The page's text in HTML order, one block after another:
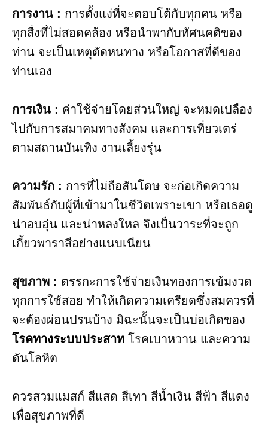
การงาน​ : การตั้งแง่ที่จะตอบโต้กับทุกคน หรือ
ทุกสื่งที่ไม่สอดคล้อง หรือนำพากับทัศนคติของ
ท่าน จะเป็นเหตุตัดหนทาง หรือโอกาสที่ดีของ
ท่านเอง
การเงิน​ : ค่าใช้จ่ายโดยส่วนใหญ่ จะหมดเปลือง
ไปกับการสมาคมทางสังคม และการเที่ยวเตร่
ตามสถานบันเทิง งานเลี้ยงรุ่น
ความรัก : การที่ไม่ถือสันโดษ จะก่อเกิดความ
สัมพันธ์กับผู้ที่เข้ามาในชีวิตเพราะเขา หรือเธอดู
น่าอบอุ่น และน่าหลงใหล จึงเป็นวาระที่จะถูก
เกี้ยวพาราสีอย่างแนบเนียน
สุขภาพ​ : ตรรกะการใช้จ่ายเงินทองการเข้มงวด
ทุกการใช้สอย ทำให้เกิดความเครียดซึ่งสมควรที่
จะต้องผ่อนปรนบ้าง มิฉะนั้นจะเป็นบ่อเกิดของ
โรคทางระบบประสาท โรคเบาหวาน และความ
ดันโลหิต
ควรสวมแมสก์ สีแสด สีเทา สีน้ำเงิน สีฟ้า สีแดง​
เพื่อสุขภาพที่ดี​